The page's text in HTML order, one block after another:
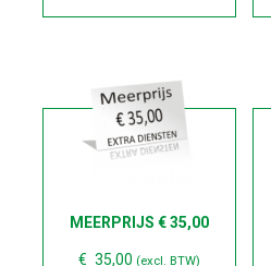
MEERPRIJS € 35,00
€ 35,00 (excl. BTW)